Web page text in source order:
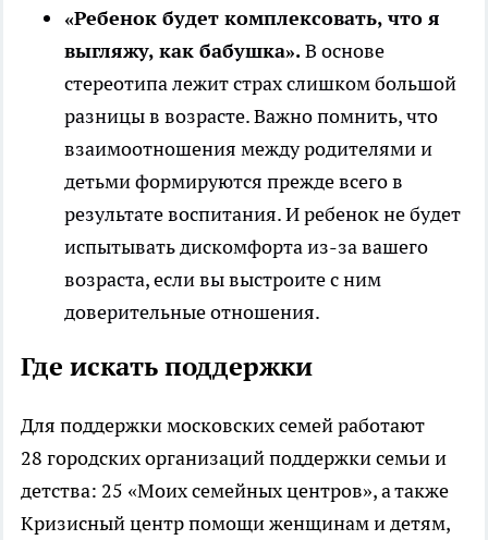
«Ребенок будет комплексовать, что я
выгляжу, как бабушка».В основе
стереотипа лежит страх слишком большой
разницы в возрасте. Важно помнить, что
взаимоотношения между родителями и
детьми формируются прежде всего в
результате воспитания. И ребенок не будет
испытывать дискомфорта из-за вашего
возраста, если вы выстроите с ним
доверительные отношения.
Где искать поддержки
Для поддержки московских семей работают
28 городских организаций поддержки семьи и
детства: 25 «Моих семейных центров», а также
Кризисный центр помощи женщинам и детям,